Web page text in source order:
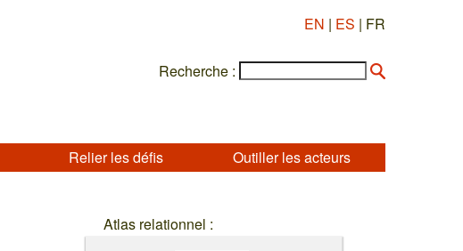
EN | ES | FR
Recherche :
Relier les défis Outiller les acteurs
Atlas relationnel :